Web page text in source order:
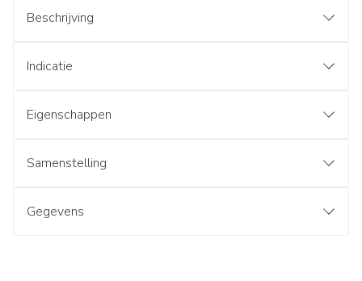
Beschrijving
Indicatie
Eigenschappen
Samenstelling
Gegevens